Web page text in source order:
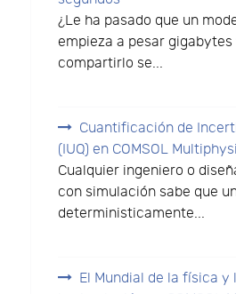
¿Le ha pasado que un
empieza a pesar
compartirlo se...
Cuantificación de
(IUQ) en COMSOL
Cualquier ingeniero o
con simulación sabe que
deterministicamente...
El Mundial de la física y